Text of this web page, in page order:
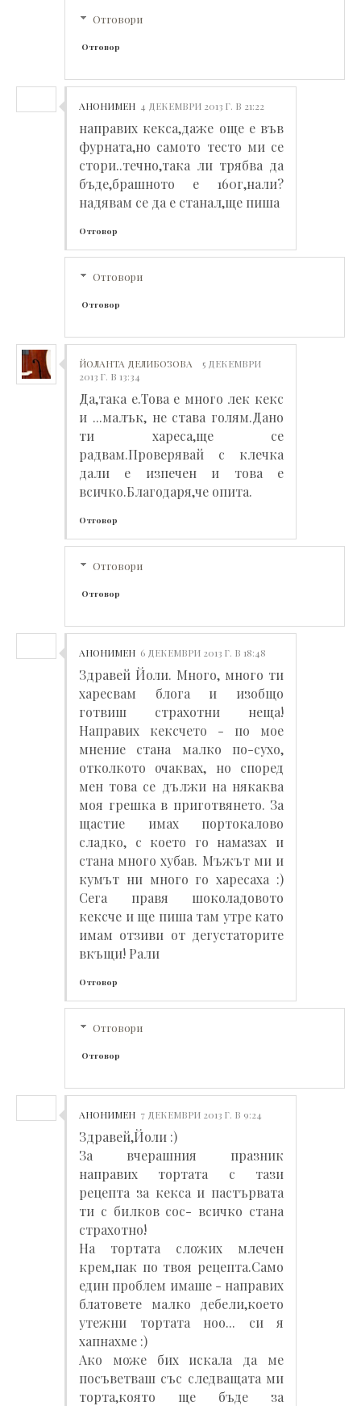
Отговори
Отговор
АНОНИМЕН 4 ДЕКЕМВРИ 2013 Г. В 21:22
направих кекса,даже още е във
фурната,но самото тесто ми се
стори..течно,така ли трябва да
бъде,брашното е 160г,нали?
надявам се да е станал,ще пиша
Отговор
Отговори
Отговор
ЙОЛАНТА ДЕЛИБОЗОВА
5 ДЕКЕМВРИ
2013 Г. В 13:34
Да,така е.Това е много лек кекс
и ...малък, не става голям.Дано
ти хареса,ще се
радвам.Проверявай с клечка
дали е изпечен и това е
всичко.Благодаря,че опита.
Отговор
Отговори
Отговор
АНОНИМЕН 6 ДЕКЕМВРИ 2013 Г. В 18:48
Здравей Йоли. Много, много ти
харесвам блога и изобщо
готвиш страхотни неща!
Направих кексчето - по мое
мнение стана малко по-сухо,
отколкото очаквах, но според
мен това се дължи на някаква
моя грешка в приготвянето. За
щастие имах портокалово
сладко, с което го намазах и
стана много хубав. Мъжът ми и
кумът ни много го харесаха :)
Сега правя шоколадовото
кексче и ще пиша там утре като
имам отзиви от дегустаторите
вкъщи! Рали
Отговор
Отговори
Отговор
АНОНИМЕН 7 ДЕКЕМВРИ 2013 Г. В 9:24
Здравей,Йоли :)
За вчерашния празник
направих тортата с тази
рецепта за кекса и пастървата
ти с билков сос- всичко стана
страхотно!
На тортата сложих млечен
крем,пак по твоя рецепта.Само
един проблем имаше - направих
блатовете малко дебели,което
утежни тортата ноо... си я
хапнахме :)
Ако може бих искала да ме
посъветваш със следващата ми
торта,която ще бъде за